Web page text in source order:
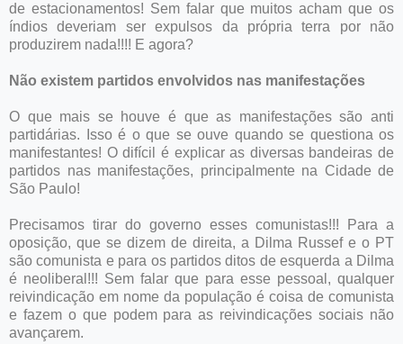
de estacionamentos! Sem falar que muitos acham que os
índios deveriam ser expulsos da própria terra por não
produzirem nada!!!! E agora?
Não existem partidos envolvidos nas manifestações
O que mais se houve é que as manifestações são anti
partidárias. Isso é o que se ouve quando se questiona os
manifestantes! O difícil é explicar as diversas bandeiras de
partidos nas manifestações, principalmente na Cidade de
São Paulo!
Precisamos tirar do governo esses comunistas!!! Para a
oposição, que se dizem de direita, a Dilma Russef e o PT
são comunista e para os partidos ditos de esquerda a Dilma
é neoliberal!!! Sem falar que para esse pessoal, qualquer
reivindicação em nome da população é coisa de comunista
e fazem o que podem para as reivindicações sociais não
avançarem.